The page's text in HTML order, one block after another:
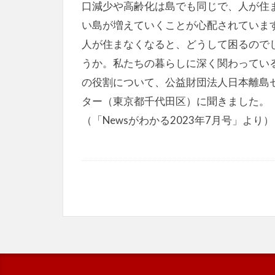
口減少や高齢化は島でも同じで、人が住
い島が増えていくことが心配されていま
人が住まなくなると、どうして困るので
うか。私たちの暮らしに深く関わってい
の役割について、公益財団法人日本離島
ター（東京都千代田区）に聞きました。
（「Newsがわかる2023年7月号」より）